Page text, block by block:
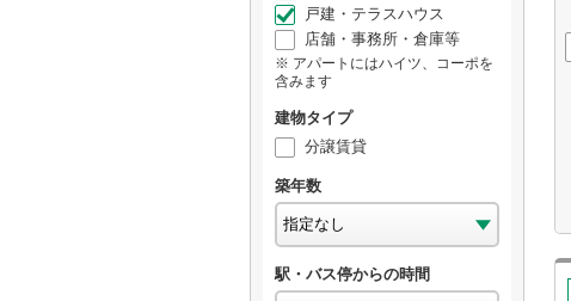
戸建・テラスハウス
店舗・事務所・倉庫等
アパートにはハイツ、コーポを
含みます
建物タイプ
分譲賃貸
築年数
駅・バス停からの時間